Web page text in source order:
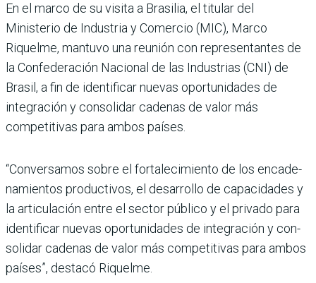
En el marco de su visita a Brasilia, el titular del
Ministerio de Indus­tria y Comercio (MIC), Marco
Riquelme, mantuvo una reu­nión con representantes de
la Confederación Nacional de las Industrias (CNI) de
Bra­sil, a fin de identificar nuevas oportunidades de
integración y consolidar cadenas de valor más
competitivas para ambos países.
“Conversamos sobre el for­talecimiento de los encade­
namientos productivos, el desarrollo de capacidades y
la articulación entre el sec­tor público y el privado para
identificar nuevas oportuni­dades de integración y con­
solidar cadenas de valor más competitivas para ambos
paí­ses”, destacó Riquelme.